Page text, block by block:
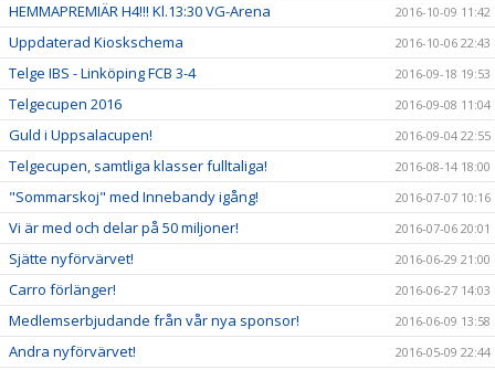
HEMMAPREMIÄR H4!!! Kl.13:30 VG-Arena 2016-10-09 11:42
Uppdaterad Kioskschema 2016-10-06 22:43
Telge IBS - Linköping FCB 3-4 2016-09-18 19:53
Telgecupen 2016 2016-09-08 11:04
Guld i Uppsalacupen! 2016-09-04 22:55
Telgecupen, samtliga klasser fulltaliga! 2016-08-14 18:00
"Sommarskoj" med Innebandy igång! 2016-07-07 10:16
Vi är med och delar på 50 miljoner! 2016-07-06 20:01
Sjätte nyförvärvet! 2016-06-29 21:00
Carro förlänger! 2016-06-27 14:03
Medlemserbjudande från vår nya sponsor! 2016-06-09 13:58
Andra nyförvärvet! 2016-05-09 22:44